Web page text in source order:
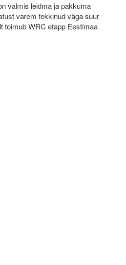
valmis leidma ja pakkuma
varem tekkinud väga suur
toimub WRC etapp Eestimaa